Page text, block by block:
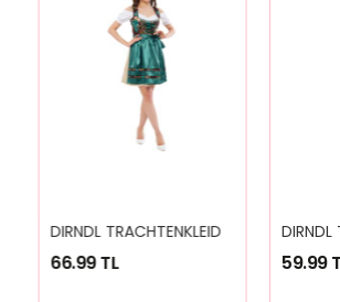
66.99 TL 59.99 TL